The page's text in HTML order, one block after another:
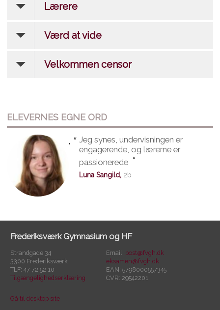
Lærere
Værd at vide
Velkommen censor
ELEVERNES EGNE ORD
" " Jeg synes, undervisningen er
engagerende, og lærerne er
passionerede "
Luna Sangild, 2b
Frederiksværk Gymnasium og HF
Strandgade 34
3300 Frederiksværk
TLF: 47 72 52 10
Tilgængelighedserklæring
Email: post@fvgh.dk
eksamen@fvgh.dk
EAN: 5798000557345
CVR: 29542201
Gå til desktop site